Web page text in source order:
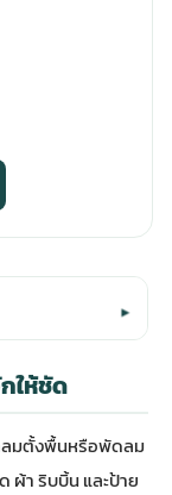
▾
ให้ชัด
มตั้งพื้นหรือพัดลม
ผ้า ริบบิ้น และป้าย